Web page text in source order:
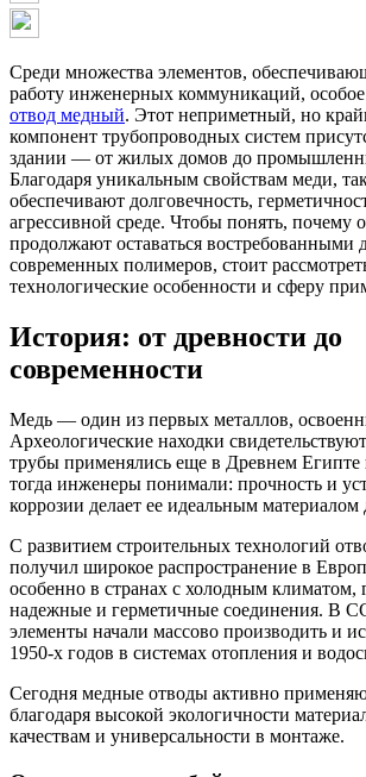
Среди множества элементов,
работу инженерных коммуникаций, особое
отвод медный. Этот неприметный, но
компонент трубопроводных систем
здании — от жилых домов до
Благодаря уникальным свойствам меди,
обеспечивают долговечность,
агрессивной среде. Чтобы понять, почему
продолжают оставаться востребованными
современных полимеров, стоит
технологические особенности и сферу
История: от древности до
современности
Медь — один из первых металлов,
Археологические находки
трубы применялись еще в Древнем
тогда инженеры понимали: прочность и
коррозии делает ее идеальным материалом
С развитием строительных технологий
получил широкое распространение в
особенно в странах с холодным климатом,
надежные и герметичные соединения. В
элементы начали массово производить и
1950-х годов в системах отопления и
Сегодня медные отводы активно
благодаря высокой экологичности
качествам и универсальности в монтаже.